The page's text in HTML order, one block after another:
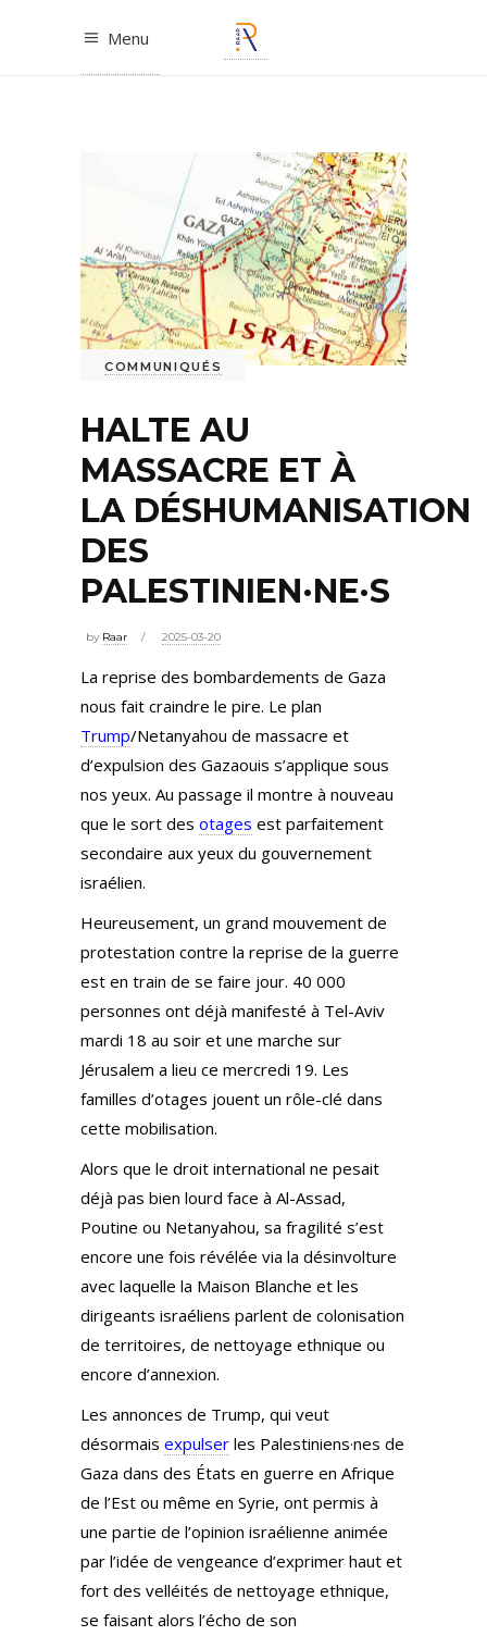
Menu
COMMUNIQUÉS
HALTE AU
MASSACRE ET À
LA DÉSHUMANISATION
DES
PALESTINIEN·NE·S
by Raar 2025-03-20
La reprise des bombardements de Gaza
nous fait craindre le pire. Le plan
Trump/Netanyahou de massacre et
d’expulsion des Gazaouis s’applique sous
nos yeux. Au passage il montre à nouveau
que le sort des otages est parfaitement
secondaire aux yeux du gouvernement
israélien.
Heureusement, un grand mouvement de
protestation contre la reprise de la guerre
est en train de se faire jour. 40 000
personnes ont déjà manifesté à Tel-Aviv
mardi 18 au soir et une marche sur
Jérusalem a lieu ce mercredi 19. Les
familles d’otages jouent un rôle-clé dans
cette mobilisation.
Alors que le droit international ne pesait
déjà pas bien lourd face à Al-Assad,
Poutine ou Netanyahou, sa fragilité s’est
encore une fois révélée via la désinvolture
avec laquelle la Maison Blanche et les
dirigeants israéliens parlent de colonisation
de territoires, de nettoyage ethnique ou
encore d’annexion.
Les annonces de Trump, qui veut
désormais expulser les Palestiniens·nes de
Gaza dans des États en guerre en Afrique
de l’Est ou même en Syrie, ont permis à
une partie de l’opinion israélienne animée
par l’idée de vengeance d’exprimer haut et
fort des velléités de nettoyage ethnique,
se faisant alors l’écho de son